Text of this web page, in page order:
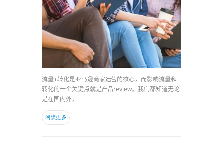
流量+转化是亚马逊商家运营的核心，而影响流量和
转化的一个关键点就是产品review。我们都知道无论
是在国内外，
阅读更多